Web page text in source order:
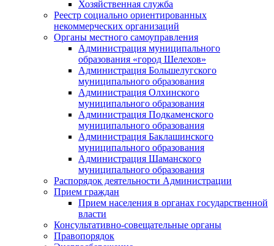
Хозяйственная служба
Реестр социально ориентированных
некоммерческих организаций
Органы местного самоуправления
Администрация муниципального
образования «город Шелехов»
Администрация Большелугского
муниципального образования
Администрация Олхинского
муниципального образования
Администрация Подкаменского
муниципального образования
Администрация Баклашинского
муниципального образования
Администрация Шаманского
муниципального образования
Распорядок деятельности Администрации
Прием граждан
Прием населения в органах государственной
власти
Консультативно-совещательные органы
Правопорядок